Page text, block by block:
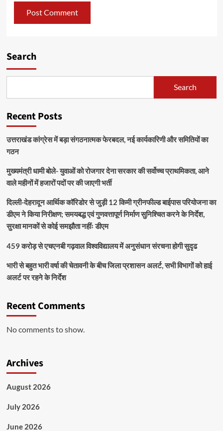
Search
Search
Recent Posts
उत्तराखंड कांग्रेस में बड़ा संगठनात्मक फेरबदल, नई कार्यकारिणी और समितियों का
गठन
मुख्यमंत्री धामी बोले- युवाओं को रोजगार देना सरकार की सर्वोच्च प्राथमिकता, आने
वाले महीनों में हजारों पदों पर की जाएगी भर्ती
दिल्ली-देहरादून आर्थिक कॉरिडोर से जुड़ी 12 किमी ग्रीनफील्ड बाईपास परियोजना का
डीएम ने किया निरीक्षण; समयबद्ध एवं गुणवत्तापूर्ण निर्माण सुनिश्चित करने के निर्देश,
सुरक्षा मानकों से कोई समझौता नहींः डीएम
459 करोड़ से एचएनबी गढ़वाल विश्वविद्यालय में अनुसंधान संरचना होगी सुदृढ
भारी से बहुत भारी वर्षा की चेतावनी के बीच जिला प्रशासन अलर्ट, सभी विभागों को हाई
अलर्ट पर रहने के निर्देश
Recent Comments
No comments to show.
Archives
August 2026
July 2026
June 2026